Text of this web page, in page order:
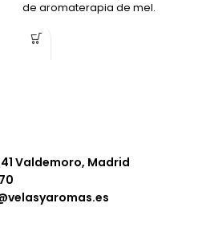
de aromaterapia de mel.
Valdemoro, Madrid